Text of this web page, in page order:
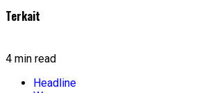
Terkait
4 min read
Headline